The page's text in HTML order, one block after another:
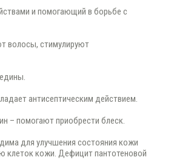
и помогающий в борьбе с
волосы, стимулируют
антисептическим действием.
– помогают приобрести блеск.
для улучшения состояния кожи
клеток кожи. Дефицит пантотеновой